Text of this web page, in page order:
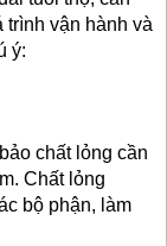
trình vận hành và
ý:
chất lỏng cần
Chất lỏng
bộ phận, làm